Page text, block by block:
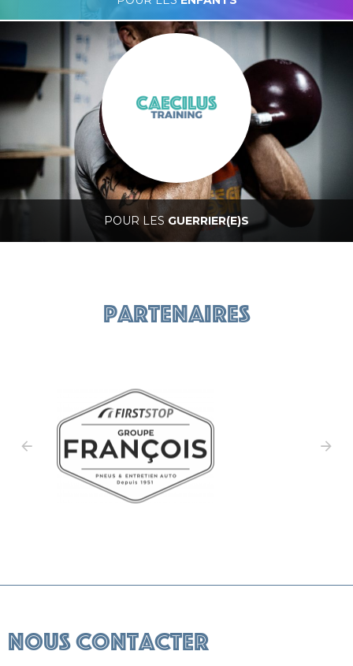
Caecilus Junior
POUR LES GUERRIER(E)S
Partenaires
Nous contacter